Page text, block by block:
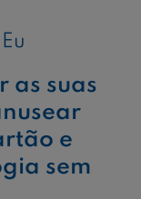
as suas
e
sem